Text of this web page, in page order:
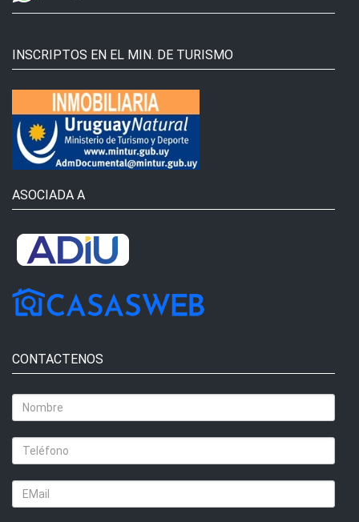
INSCRIPTOS EN EL MIN. DE TURISMO
ASOCIADA A
CONTACTENOS